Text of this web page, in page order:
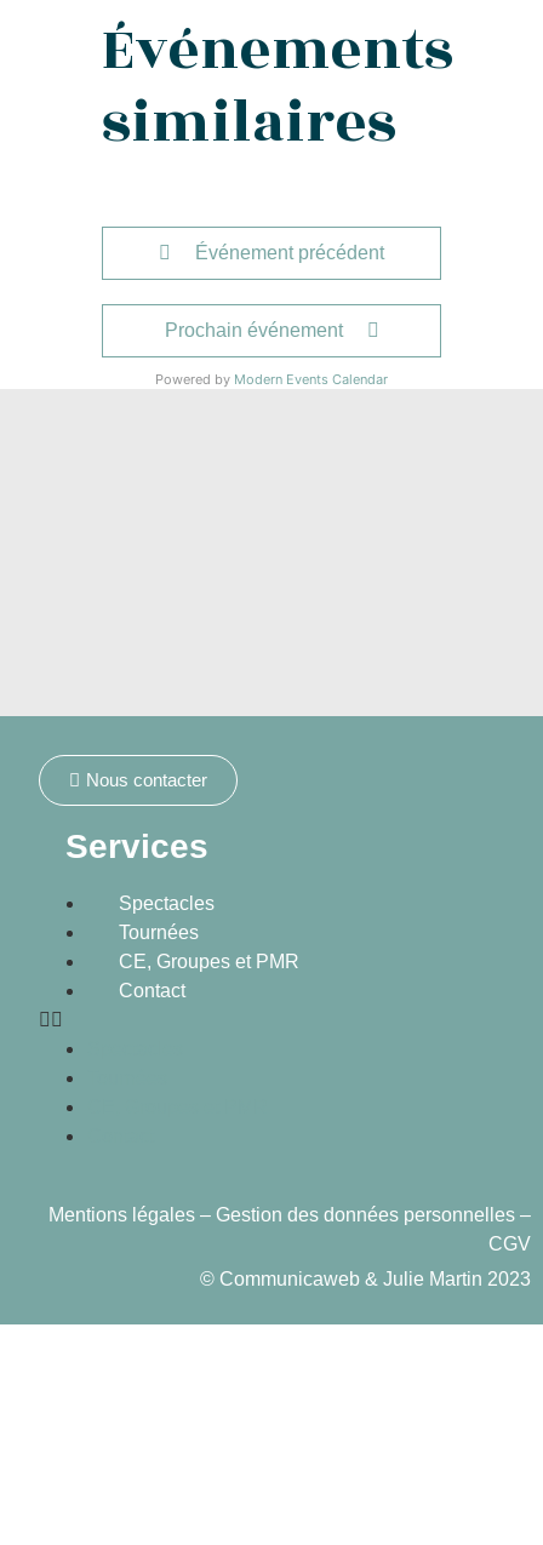
Événements
similaires
Événement précédent
Prochain événement
Powered by Modern Events Calendar
Nous contacter
Services
Spectacles
Tournées
CE, Groupes et PMR
Contact
Mentions légales – Gestion des données personnelles –
CGV
© Communicaweb & Julie Martin 2023